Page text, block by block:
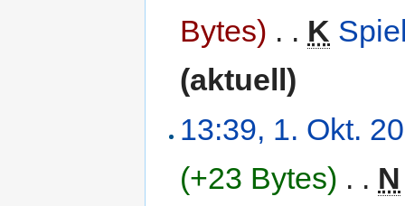
Bytes) . . K
(aktuell)
13:39, 1. Okt.
(+23 Bytes) . . N